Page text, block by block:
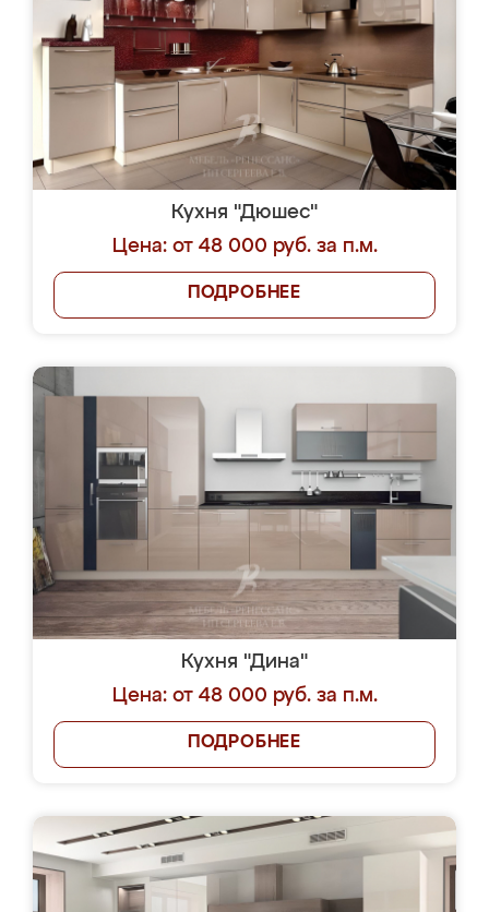
Кухня "Дюшес"
Цена: от 48 000 руб. за п.м.
ПОДРОБНЕЕ
Кухня "Дина"
Цена: от 48 000 руб. за п.м.
ПОДРОБНЕЕ